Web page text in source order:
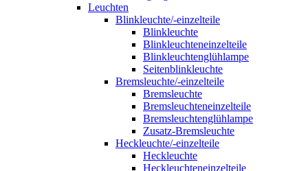
Leuchten
Blinkleuchte/-einzelteile
Blinkleuchte
Blinkleuchteneinzelteile
Blinkleuchtenglühlampe
Seitenblinkleuchte
Bremsleuchte/-einzelteile
Bremsleuchte
Bremsleuchteneinzelteile
Bremsleuchtenglühlampe
Zusatz-Bremsleuchte
Heckleuchte/-einzelteile
Heckleuchte
Heckleuchteneinzelteile